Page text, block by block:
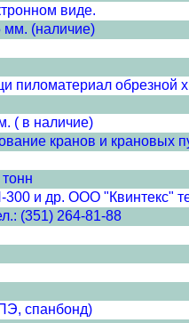
виде.
(наличие)
обрезной
( в наличие)
кранов и крановых
и др. ООО "Квинтекс"
(351) 264-81-88
спанбонд)